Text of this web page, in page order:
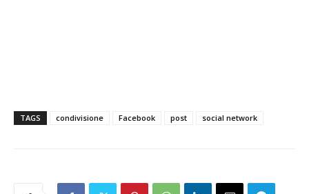
TAGS condivisione Facebook post social network